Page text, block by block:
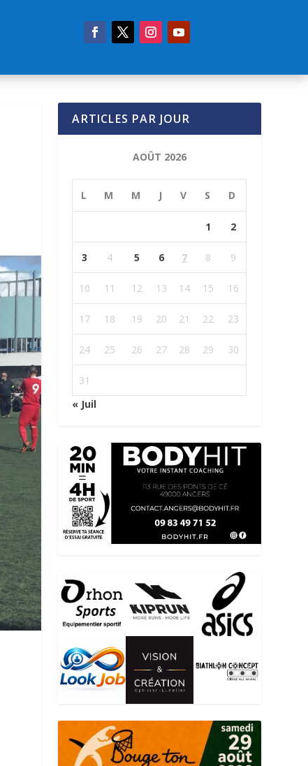
ARTICLES PAR JOUR
AOÛT 2026
L M M J V S D
1 2
3 4 5 6 7 8 9
10 11 12 13 14 15 16
17 18 19 20 21 22 23
24 25 26 27 28 29 30
31
« Juil